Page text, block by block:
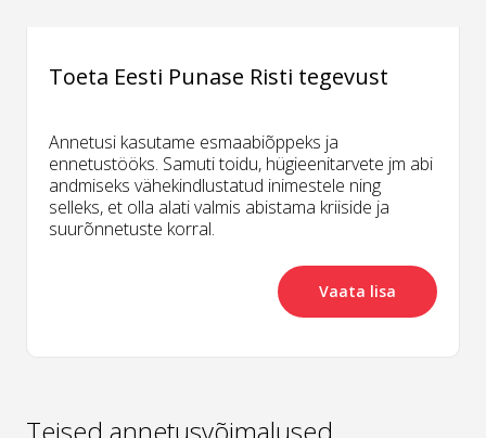
Toeta Eesti Punase Risti tegevust
Annetusi kasutame esmaabiõppeks ja
ennetustööks. Samuti toidu, hügieenitarvete jm abi
andmiseks vähekindlustatud inimestele ning
selleks, et olla alati valmis abistama kriiside ja
suurõnnetuste korral.
Vaata lisa